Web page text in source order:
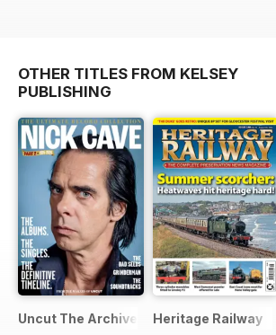
OTHER TITLES FROM KELSEY
PUBLISHING
Uncut The Archive CollectionHeritage Railway